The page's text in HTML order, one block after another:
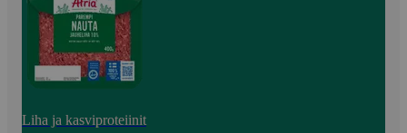
Liha ja kasviproteiinit